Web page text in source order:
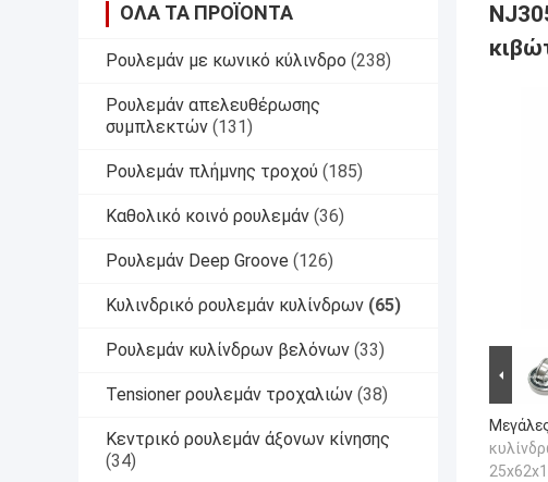
ΌΛΑ ΤΑ ΠΡΟΪΌΝΤΑ
Ρουλεμάν με κωνικό κύλινδρο (238)
Ρουλεμάν απελευθέρωσης
συμπλεκτών (131)
Ρουλεμάν πλήμνης τροχού (185)
Καθολικό κοινό ρουλεμάν (36)
Ρουλεμάν Deep Groove (126)
Κυλινδρικό ρουλεμάν κυλίνδρων (65)
Ρουλεμάν κυλίνδρων βελόνων (33)
Tensioner ρουλεμάν τροχαλιών (38)
Κεντρικό ρουλεμάν άξονων κίνησης
(34)